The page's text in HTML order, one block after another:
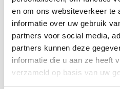
en om ons websiteverkeer te
informatie over uw gebruik
partners voor social media,
partners kunnen deze
informatie die u aan ze heeft
verzameld op basis van uw
27 november 2024